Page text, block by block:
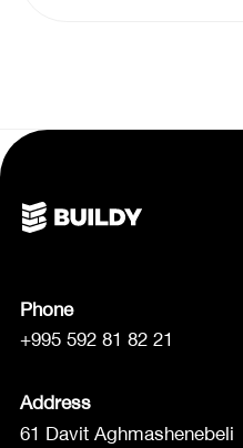
Phone
+995 592 81 82 21
Address
61 Davit Aghmashenebeli